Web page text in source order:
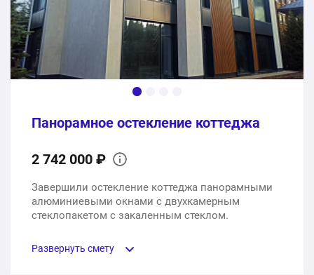
1 шт. 49900 ₽
Общая стоимость: 164400 ₽
Панорамное остекление коттеджа
2 742 000 ₽
Завершили остекление коттеджа панорамными
алюминиевыми окнами с двухкамерным
стеклопакетом с закаленным стеклом.
Развернуть смету